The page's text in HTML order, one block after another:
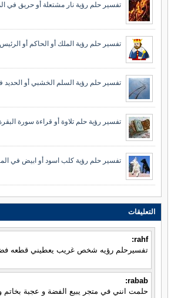
تفسير حلم رؤية نار مشتعلة أو حريق في
تفسير حلم رؤية الملك أو الحاكم أو
تفسير حلم رؤية السلم الخشبي أو الحديد
تفسير رؤية حلم تلاوة أو قراءة سورة
تفسير حلم رؤية كلب اسود أو ابيض في
التعليقات
rahf:
تفسيرحلم رؤيه شخص غريب يعطيني قطعه
rabab:
حلمت انني في متجر يبيع الفضة و عجبة بخاتم